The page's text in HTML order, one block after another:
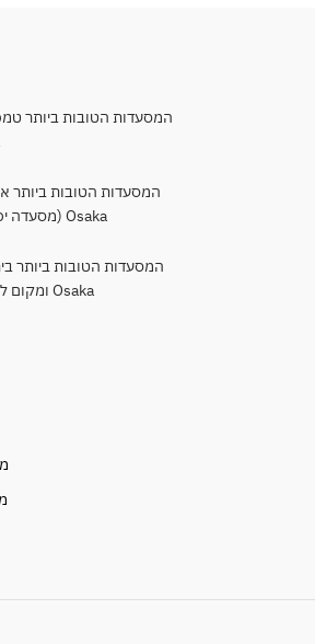
המסעדות הטובות ביותר
המסעדות הטובות ביותר
(מסעדה יפנית) ב Osaka
המסעדות הטובות ביותר
ומקום לקפה ב Osaka